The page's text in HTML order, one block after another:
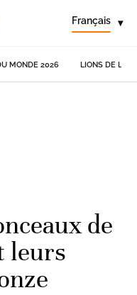
Français ▾
MONDE 2026 LIONS DE
de
leurs